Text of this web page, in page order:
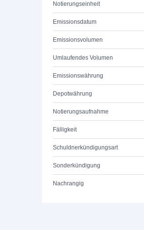
Notierungseinheit
Emissionsdatum
Emissionsvolumen
Umlaufendes Volumen
Emissionswährung
Depotwährung
Notierungsaufnahme
Fälligkeit
Schuldnerkündigungsart
Sonderkündigung
Nachrangig